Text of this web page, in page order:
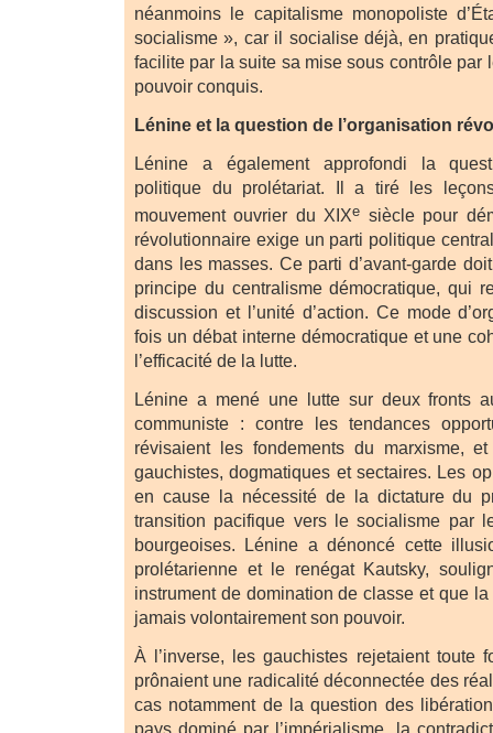
néanmoins le capitalisme monopoliste
socialisme », car il socialise déjà, en
facilite par la suite sa mise sous contrôle par
pouvoir conquis.
Lénine et la question de l’organisation
Lénine a également approfondi la
politique du prolétariat. Il a tiré les
mouvement ouvrier du XIXe siècle pour
révolutionnaire exige un parti politique
dans les masses. Ce parti d’avant-garde
principe du centralisme démocratique, qui
discussion et l’unité d’action. Ce mode
fois un débat interne démocratique et une
l’efficacité de la lutte.
Lénine a mené une lutte sur deux fronts
communiste : contre les tendances
révisaient les fondements du marxisme,
gauchistes, dogmatiques et sectaires. Les
en cause la nécessité de la dictature du
transition pacifique vers le socialisme par
bourgeoises. Lénine a dénoncé cette
prolétarienne et le renégat Kautsky,
instrument de domination de classe et que
jamais volontairement son pouvoir.
À l’inverse, les gauchistes rejetaient toute
prônaient une radicalité déconnectée des
cas notamment de la question des
pays dominé par l’impérialisme, la